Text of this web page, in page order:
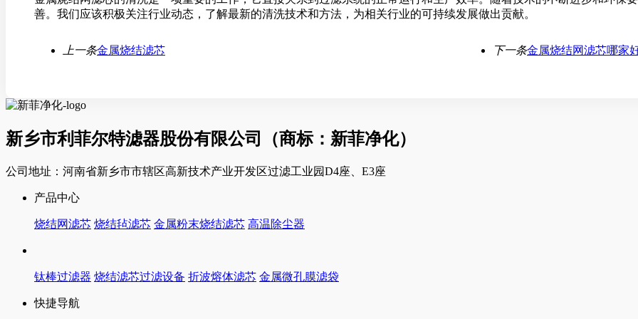
善。我们应该积极关注行业动态，了解最新的清洗技术和方法，为相关行业的可持续发展做出贡献。
上一条金属烧结滤芯 下一条金属烧结网滤芯哪家
新乡市利菲尔特滤器股份有限公司（商标：新菲净化）
公司地址：河南省新乡市市辖区高新技术产业开发区过滤工业园D4座、E3座
产品中心
烧结网滤芯 烧结毡滤芯 金属粉末烧结滤芯 高温除尘器
钛棒过滤器 烧结滤芯过滤设备 折波熔体滤芯 金属微孔膜滤袋
快捷导航